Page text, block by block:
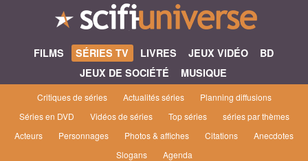
FILMS SÉRIES TV LIVRES JEUX VIDÉO
BD
JEUX DE SOCIÉTÉ
MUSIQUE
Critiques de séries Actualités séries
Planning diffusions
Séries en DVD
Vidéos de séries Top séries
séries par thèmes
Acteurs
Personnages Photos & affiches Citations
Anecdotes
Slogans
Agenda